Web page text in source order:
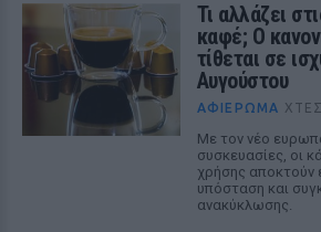
Τι αλλάζει
καφέ; Ο
τίθεται σε
Αυγούστου
ΑΦΙΈΡΩΜΑ ΧΤΕΣ
Με τον νέο
συσκευασίες, οι
χρήσης αποκτούν
υπόσταση και
ανακύκλωσης.